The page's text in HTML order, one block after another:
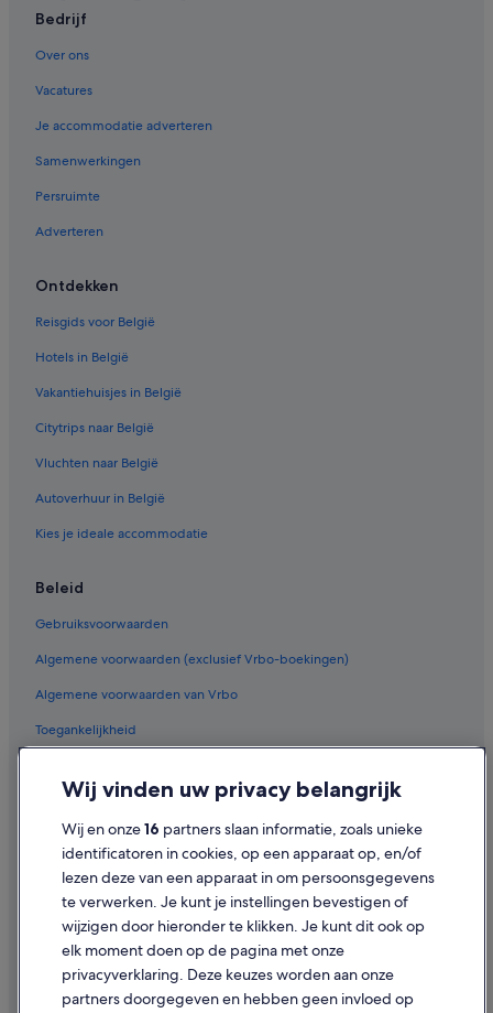
Bedrijf
Over ons
Vacatures
Je accommodatie adverteren
Samenwerkingen
Persruimte
Adverteren
Ontdekken
Reisgids voor België
Hotels in België
Vakantiehuisjes in België
Citytrips naar België
Vluchten naar België
Autoverhuur in België
Kies je ideale accommodatie
Beleid
Gebruiksvoorwaarden
Algemene voorwaarden (exclusief Vrbo-boekingen)
Algemene voorwaarden van Vrbo
Toegankelijkheid
Cookies
Juridische informatie/Contact
Inhoudsrichtlijnen en inhoud rapporteren
Hulp
Ondersteuning
Je boeking wijzigen of annuleren
Wij vinden uw privacy belangrijk
Wij en onze16 partners slaan informatie, zoals unieke
identificatoren in cookies, op een apparaat op, en/of
lezen deze van een apparaat in om persoonsgegevens
te verwerken. Je kunt je instellingen bevestigen of
wijzigen door hieronder te klikken. Je kunt dit ook op
elk moment doen op de pagina met onze
privacyverklaring. Deze keuzes worden aan onze
partners doorgegeven en hebben geen invloed op